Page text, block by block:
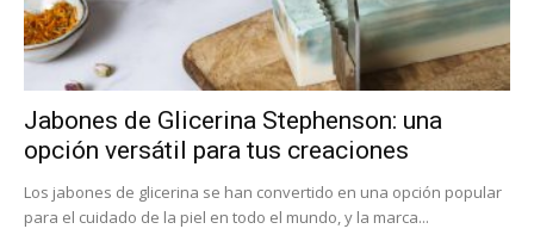
Jabones de Glicerina Stephenson: una
opción versátil para tus creaciones
Los jabones de glicerina se han convertido en una opción popular
para el cuidado de la piel en todo el mundo, y la marca...